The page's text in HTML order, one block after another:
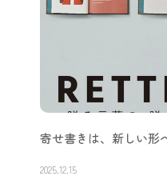
寄せ書きは、新しい形
2025.12.15